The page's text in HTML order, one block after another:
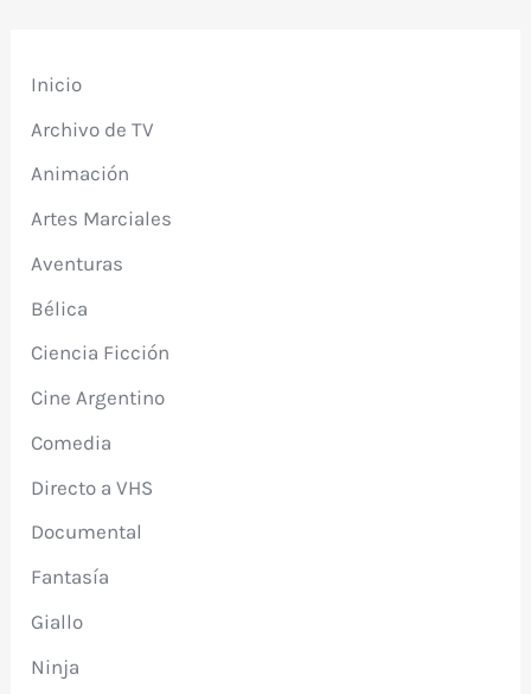
Inicio
Archivo de TV
Animación
Artes Marciales
Aventuras
Bélica
Ciencia Ficción
Cine Argentino
Comedia
Directo a VHS
Documental
Fantasía
Giallo
Ninja